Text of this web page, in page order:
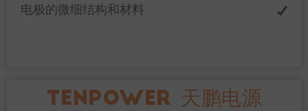
电极的微细结构和材料
TENPOWER 天鹏电源